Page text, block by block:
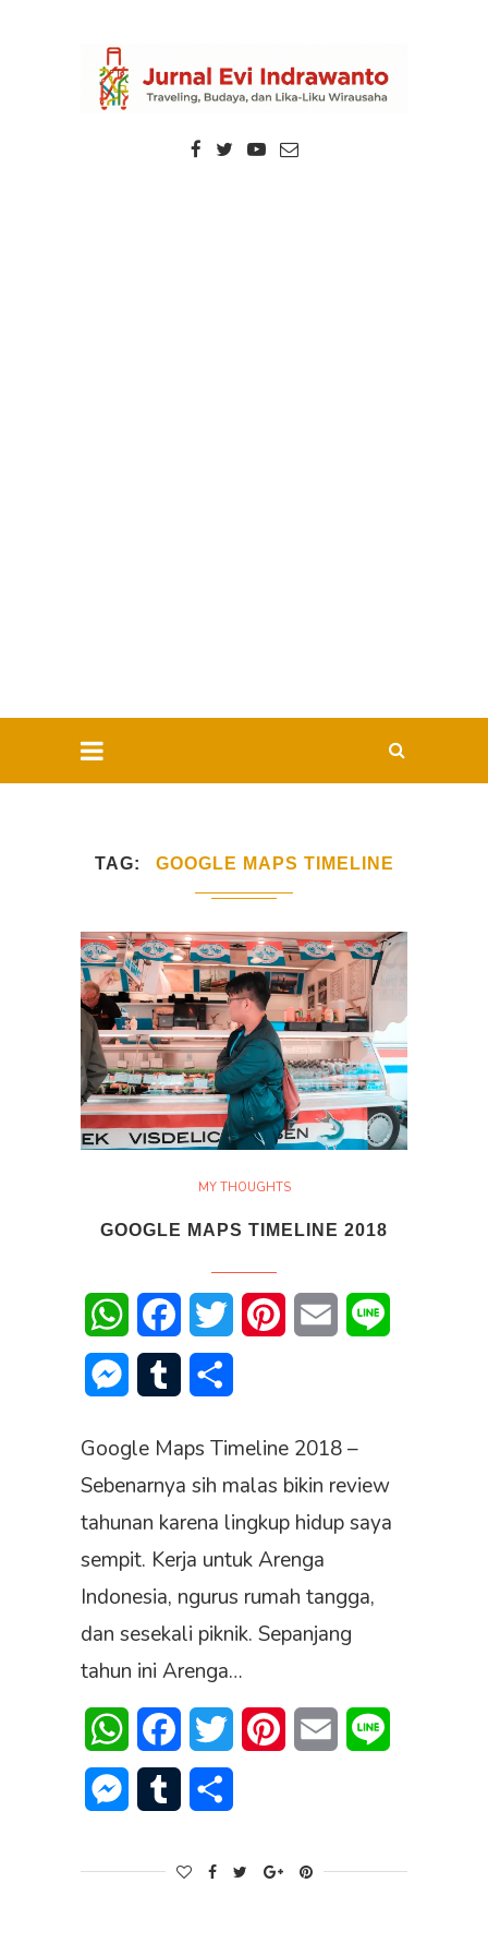
TAG GOOGLE MAPS TIMELINE
MY THOUGHTS
GOOGLE MAPS TIMELINE 2018
WhatsAppFacebookTwitter PinterestEmail
Messenger
Tumblr
Google Maps Timeline 2018 –
Sebenarnya sih malas bikin review
tahunan karena lingkup hidup saya
sempit. Kerja untuk Arenga
Indonesia, ngurus rumah tangga,
dan sesekali piknik. Sepanjang
tahun ini Arenga…
WhatsAppFacebookTwitter PinterestEmail
Messenger
Tumblr